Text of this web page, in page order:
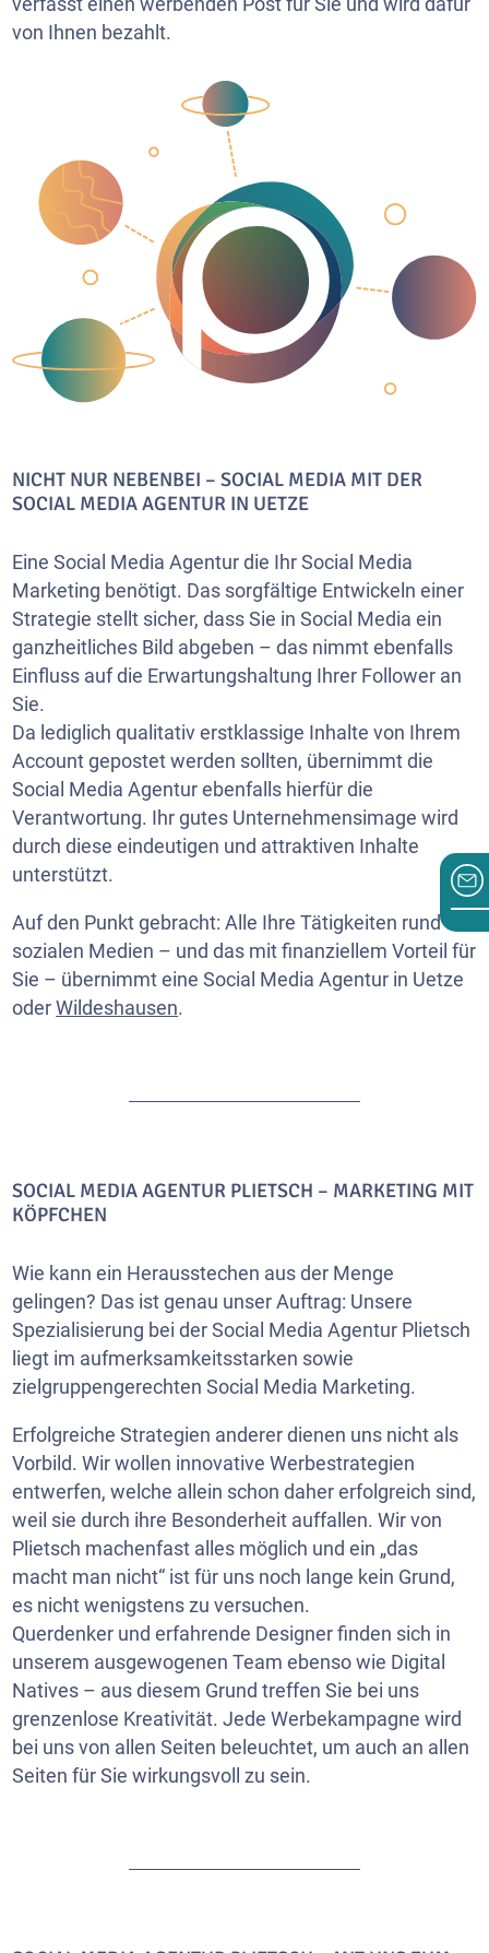
von Ihnen bezahlt.
NICHT NUR NEBENBEI – SOCIAL MEDIA MIT DER
SOCIAL MEDIA AGENTUR IN UETZE
Eine Social Media Agentur die Ihr Social Media
Marketing benötigt. Das sorgfältige Entwickeln einer
Strategie stellt sicher, dass Sie in Social Media ein
ganzheitliches Bild abgeben – das nimmt ebenfalls
Einfluss auf die Erwartungshaltung Ihrer Follower an
Sie.
Da lediglich qualitativ erstklassige Inhalte von Ihrem
Account gepostet werden sollten, übernimmt die
Social Media Agentur ebenfalls hierfür die
Verantwortung. Ihr gutes Unternehmensimage wird
durch diese eindeutigen und attraktiven Inhalte
unterstützt.
Auf den Punkt gebracht: Alle Ihre Tätigkeiten rund die
sozialen Medien – und das mit finanziellem Vorteil für
Sie – übernimmt eine Social Media Agentur in Uetze
oderWildeshausen.
SOCIAL MEDIA AGENTUR PLIETSCH – MARKETING MIT
KÖPFCHEN
Wie kann ein Herausstechen aus der Menge
gelingen? Das ist genau unser Auftrag: Unsere
Spezialisierung bei der Social Media Agentur Plietsch
liegt im aufmerksamkeitsstarken sowie
zielgruppengerechten Social Media Marketing.
Erfolgreiche Strategien anderer dienen uns nicht als
Vorbild. Wir wollen innovative Werbestrategien
entwerfen, welche allein schon daher erfolgreich sind,
weil sie durch ihre Besonderheit auffallen. Wir von
Plietsch machenfast alles möglich und ein „das
macht man nicht“ ist für uns noch lange kein Grund,
es nicht wenigstens zu versuchen.
Querdenker und erfahrende Designer finden sich in
unserem ausgewogenen Team ebenso wie Digital
Natives – aus diesem Grund treffen Sie bei uns
grenzenlose Kreativität. Jede Werbekampagne wird
bei uns von allen Seiten beleuchtet, um auch an allen
Seiten für Sie wirkungsvoll zu sein.